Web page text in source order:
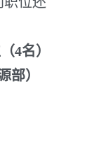
4名）
）